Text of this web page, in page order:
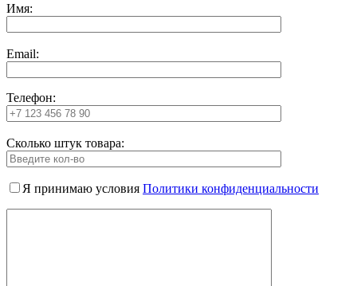
Имя:
Email:
Телефон:
Сколько штук товара:
Я принимаю условия Политики конфиденциальности